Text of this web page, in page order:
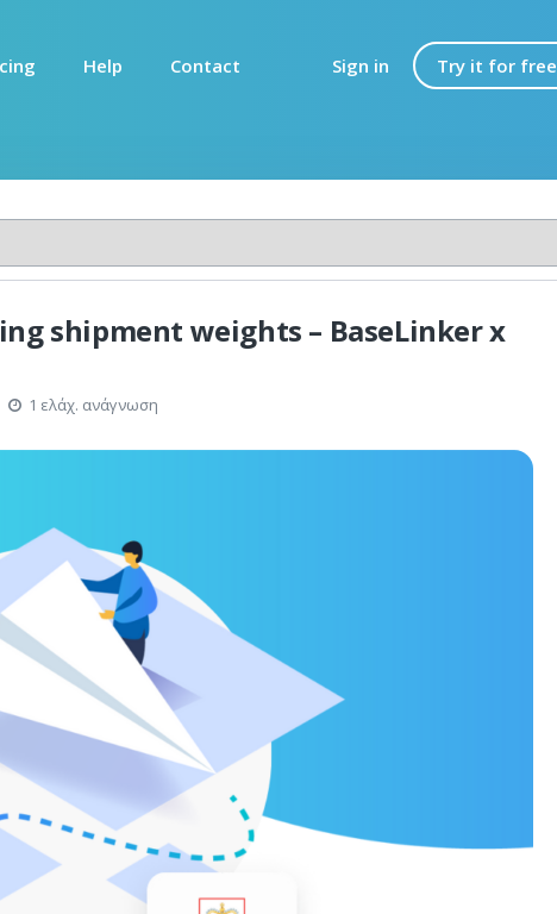
Help Contact Sign in Try it for free
shipment weights – BaseLinker x
1 ελάχ. ανάγνωση